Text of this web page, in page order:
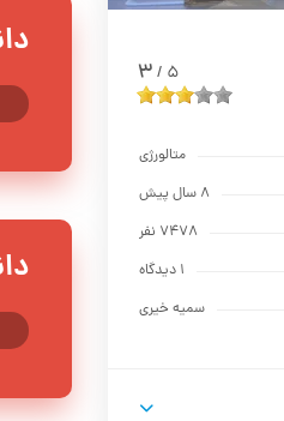
5
/
3
متالورژي
8 سال پیش
7478 نفر
1 دیدگاه
سمیه خیری